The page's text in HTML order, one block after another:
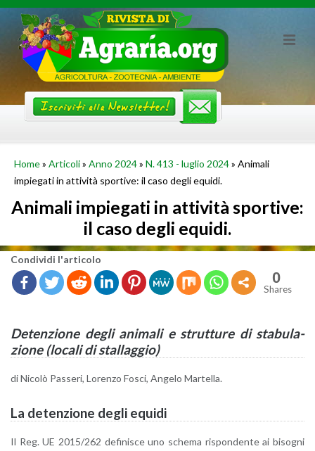
Skip
content
Home» Articoli» Anno 2024» N. 413 - luglio 2024» Animali
impiegati in attività sportive: il caso degli equidi.
Animali impiegati in attività sportive:
il caso degli equidi.
Con­di­vi­di l'ar­ti­co­lo
0
Shares
De­ten­zio­ne degli ani­ma­li e strut­tu­re di sta­bu­la­
zio­ne (lo­ca­li di stal­lag­gio)
di Ni­co­lò Pas­se­ri, Lo­ren­zo Fosci, An­ge­lo Mar­tel­la.
La de­ten­zio­ne degli equi­di
Il Reg. UE 2015/262 de­fi­ni­sce uno sche­ma ri­spon­den­te ai bi­so­gni